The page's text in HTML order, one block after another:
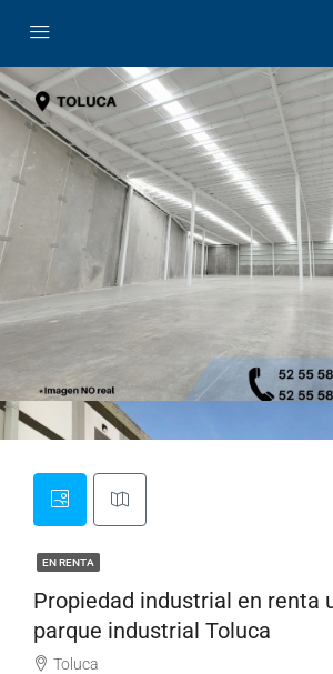
EN RENTA
Propiedad industrial en renta
parque industrial Toluca
Toluca